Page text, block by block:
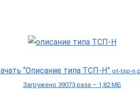
“Описание типа ТСП-Н” ot-tsp-
Загружено 39073 раза – 1,82 МБ